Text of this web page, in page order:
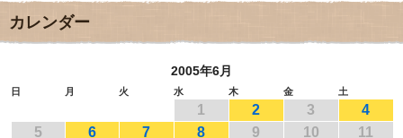
2017年9月
2017年8月
2017年5月
2017年3月(1)
カレンダー
2005年6月
日 月 火 水 木 金 土
1 2 3
4
5
6 7 8 9 10 11